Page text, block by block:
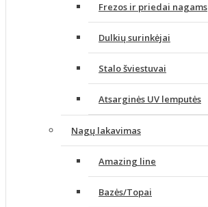
Frezos ir priedai nagams
Dulkių surinkėjai
Stalo šviestuvai
Atsarginės UV lemputės
Nagų lakavimas
Amazing line
Bazės/Topai